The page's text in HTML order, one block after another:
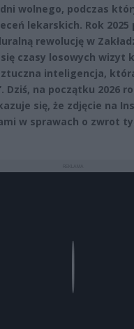
wolnego, podczas
lekarskich. Rok 2025
rewolucję w
się czasy losowych
inteligencja,
Dziś, na początku 2026
się, że zdjęcie na
w sprawach o zwrot